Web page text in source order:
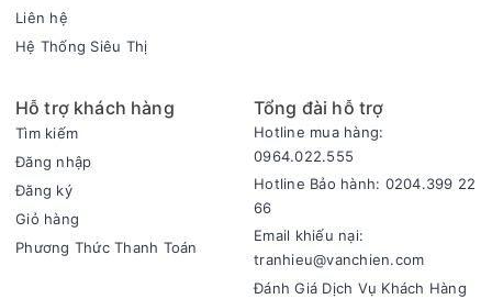
Liên hệ
Hệ Thống Siêu Thị
Hỗ trợ khách hàng
Tìm kiếm
Đăng nhập
Đăng ký
Giỏ hàng
Phương Thức Thanh Toán
Tổng đài hỗ trợ
Hotline mua hàng:
0964.022.555
Hotline Bảo hành: 0204.399 22
66
Email khiếu nại:
tranhieu@vanchien.com
Đánh Giá Dịch Vụ Khách Hàng